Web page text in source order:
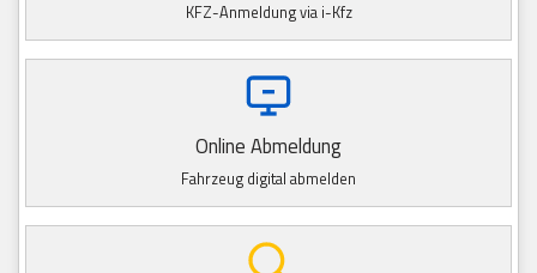
KFZ-Anmeldung via i-Kfz
Online Abmeldung
Fahrzeug digital abmelden